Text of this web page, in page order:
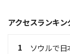
アクセスランキン
1
ソウルで